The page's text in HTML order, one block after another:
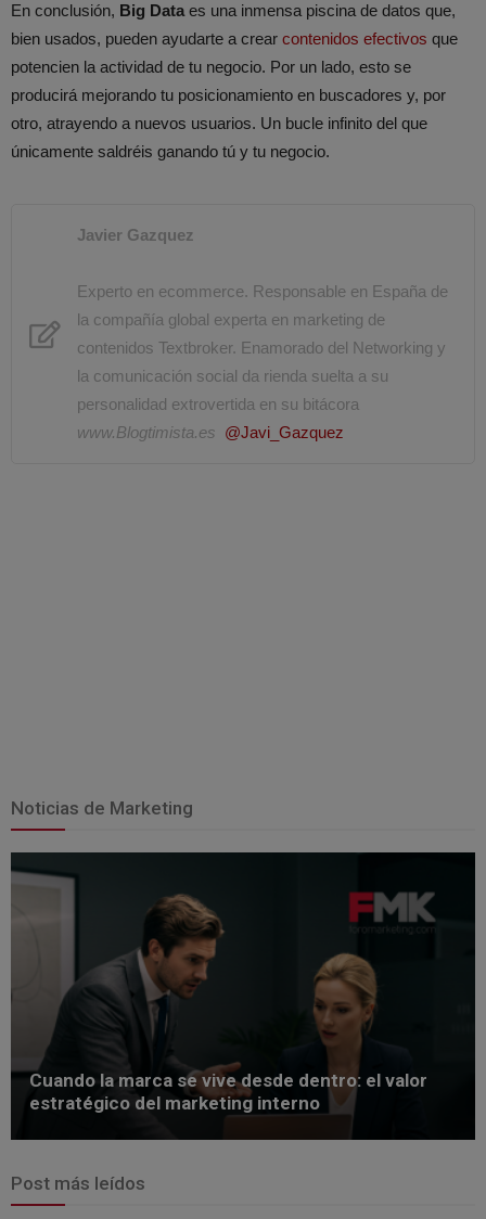
En conclusión, Big Dataes una inmensa piscina de datos que,
bien usados, pueden ayudarte a crear contenidos efectivos que
potencien la actividad de tu negocio. Por un lado, esto se
producirá mejorando tu posicionamiento en buscadores y, por
otro, atrayendo a nuevos usuarios. Un bucle infinito del que
únicamente saldréis ganando tú y tu negocio.
Javier Gazquez
Experto en ecommerce. Responsable en España de
la compañía global experta en marketing de
contenidos Textbroker. Enamorado del Networking y
la comunicación social da rienda suelta a su
personalidad extrovertida en su bitácora
www.Blogtimista.es @Javi_Gazquez
Noticias de Marketing
Cuando la marca se vive desde dentro: el valor
estratégico del marketing interno
Post más leídos